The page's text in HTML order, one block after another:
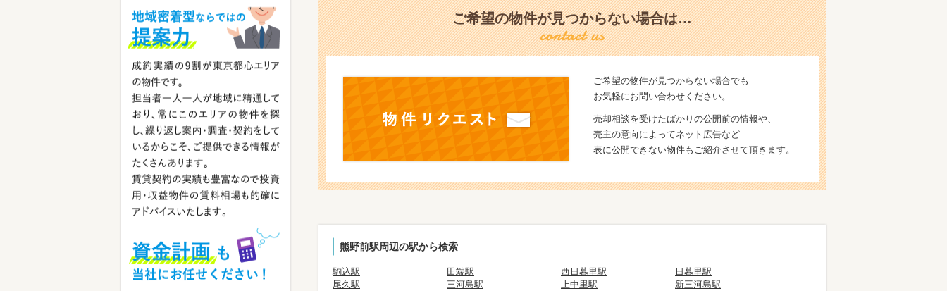
ご希望の物件が見つからない場合は…
ご希望の物件が見つからない場合でも
お気軽にお問い合わせください。
売却相談を受けたばかりの公開前の情報や、
売主の意向によってネット広告など
表に公開できない物件もご紹介させて頂きます。
熊野前駅周辺の駅から検索
駒込駅 田端駅 西日暮里駅
日暮里駅
尾久駅
三河島駅 上中里駅
新三河島駅